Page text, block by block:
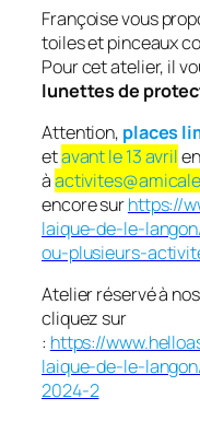
Françoise vous
toiles et pinceaux
Pour cet atelier, il
lunettes de
Attention, places
etavant le 13 avril
à
encore surhttps://
laique-de-le-
ou-plusieurs-
Atelier réservé à
cliquez sur
: https://
laique-de-le-
2024-2